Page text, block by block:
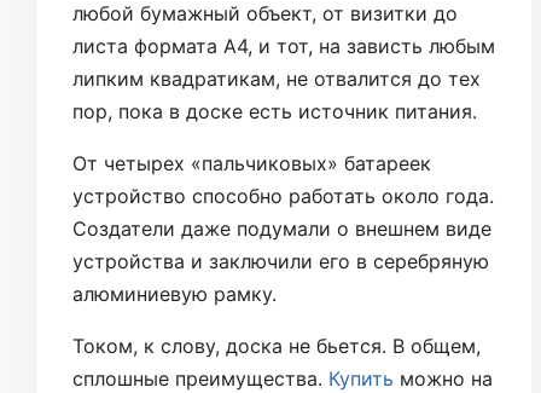
любой бумажный объект, от визитки до
листа формата А4, и тот, на зависть любым
липким квадратикам, не отвалится до тех
пор, пока в доске есть источник питания.
От четырех «пальчиковых» батареек
устройство способно работать около года.
Создатели даже подумали о внешнем виде
устройства и заключили его в серебряную
алюминиевую рамку.
Током, к слову, доска не бьется. В общем,
сплошные преимущества. Купить можно на